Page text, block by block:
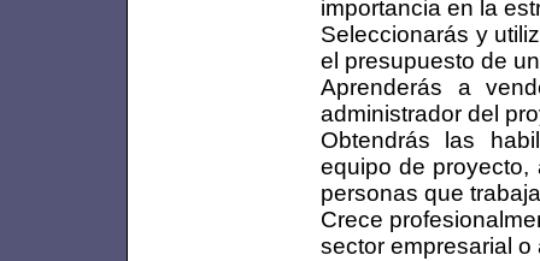
importancia en la
Seleccionarás y
el presupuesto de
Aprenderás a
administrador del
Obtendrás las
equipo de
personas que
Crece
sector empresarial